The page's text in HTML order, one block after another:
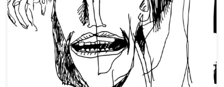
Mettez le son à fond.
Et si le corps répond, ne résistez pas :
dansez. Ici, on ne regarde pas, on ressent Ça bouge. Partout. Tout le
temps. Il y a des périodes comme ça. Où l’atelier ne dort plus. Où les
idées cognent aux murs. Où le son, […]